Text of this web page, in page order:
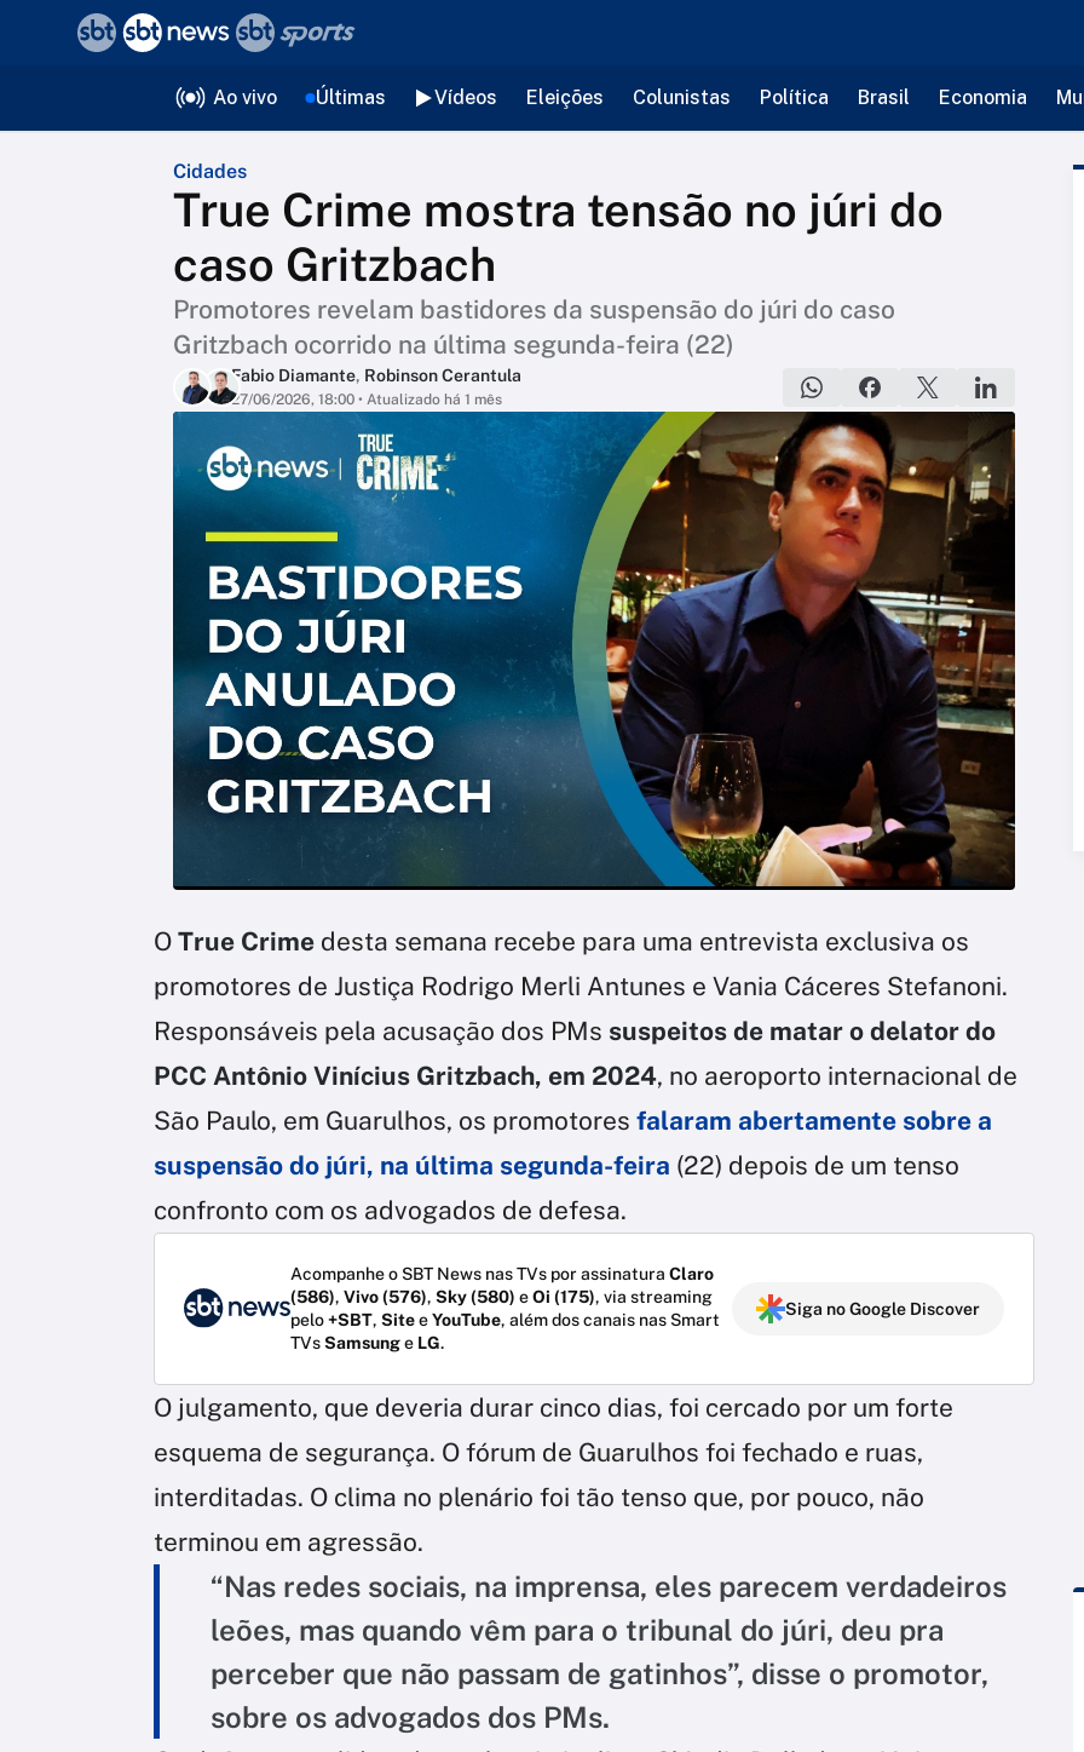
Ao vivo Últimas Vídeos Eleições Colunistas Política Brasil Economia
Cidades
True Crime mostra tensão no júri do
caso Gritzbach
Promotores revelam bastidores da suspensão do júri do caso
Gritzbach ocorrido na última segunda-feira (22)
Fabio Diamante, Robinson Cerantula
27/06/2026, 18:00 • Atualizado há 1 mês
O True Crime desta semana recebe para uma entrevista exclusiva os
promotores de Justiça Rodrigo Merli Antunes e Vania Cáceres Stefanoni.
Responsáveis pela acusação dos PMs suspeitos de matar o delator do
PCC Antônio Vinícius Gritzbach, em 2024, no aeroporto internacional de
São Paulo, em Guarulhos, os promotores falaram abertamente sobre a
suspensão do júri, na última segunda-feira (22) depois de um tenso
confronto com os advogados de defesa.
Acompanhe o SBT News nas TVs por assinatura Claro
(586), Vivo (576), Sky (580) eOi (175), via streaming
pelo+SBT, SiteeYouTube, além dos canais nas Smart
TVsSamsunge LG.
Siga no Google Discover
O julgamento, que deveria durar cinco dias, foi cercado por um forte
esquema de segurança. O fórum de Guarulhos foi fechado e ruas,
interditadas. O clima no plenário foi tão tenso que, por pouco, não
terminou em agressão.
“Nas redes sociais, na imprensa, eles parecem verdadeiros
leões, mas quando vêm para o tribunal do júri, deu pra
perceber que não passam de gatinhos”, disse o promotor,
sobre os advogados dos PMs.
voltar
Editorias